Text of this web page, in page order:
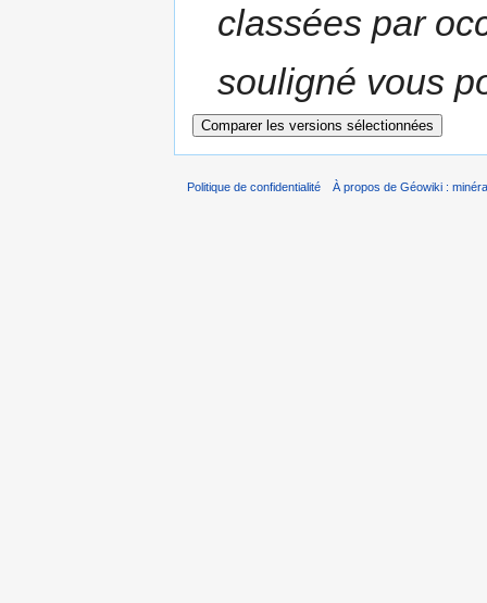
classées par
souligné vous
Politique de confidentialité À propos de Géowiki :